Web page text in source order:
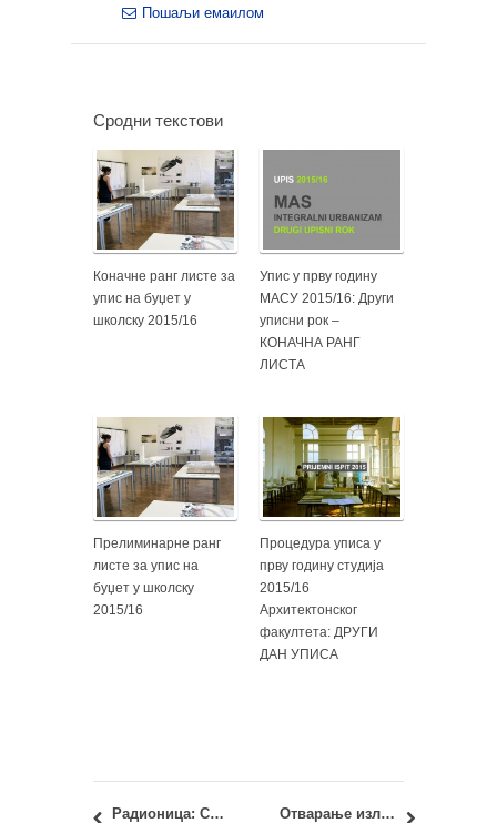
Пошаљи емаилом
Сродни текстови
Коначне ранг листе за
упис на буџет у
школску 2015/16
Упис у прву годину
МАСУ 2015/16: Други
уписни рок –
КОНАЧНА РАНГ
ЛИСТА
Прелиминарне ранг
листе за упис на
буџет у школску
2015/16
Процедура уписа у
прву годину студија
2015/16
Архитектонског
факултета: ДРУГИ
ДАН УПИСА
Радионица: Светлосна герила Отварање изложбе студентских радова: Простори сениора